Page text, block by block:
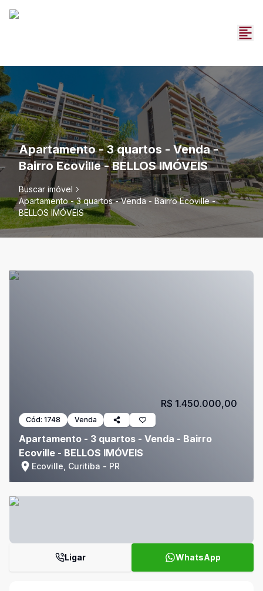
Apartamento - 3 quartos - Venda -
Bairro Ecoville - BELLOS IMÓVEIS
Buscar imóvel
Apartamento - 3 quartos - Venda - Bairro Ecoville -
BELLOS IMÓVEIS
Cód: 1748 Venda
Apartamento - 3 quartos - Venda - Bairro
Ecoville - BELLOS IMÓVEIS
Ecoville, Curitiba - PR
R$ 1.450.000,00
Ligar WhatsApp